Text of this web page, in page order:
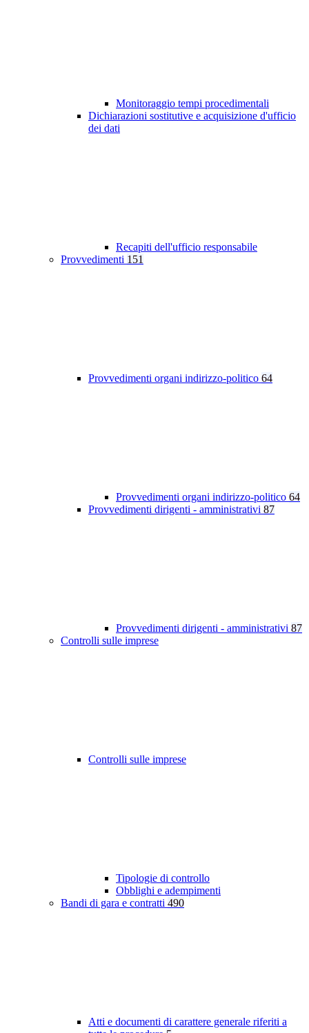
Monitoraggio tempi procedimentali
Dichiarazioni sostitutive e acquisizione d'ufficio
dei dati
Recapiti dell'ufficio responsabile
Provvedimenti 151
Provvedimenti organi indirizzo-politico 64
Provvedimenti organi indirizzo-politico 64
Provvedimenti dirigenti - amministrativi 87
Provvedimenti dirigenti - amministrativi 87
Controlli sulle imprese
Controlli sulle imprese
Tipologie di controllo
Obblighi e adempimenti
Bandi di gara e contratti 490
Atti e documenti di carattere generale riferiti a